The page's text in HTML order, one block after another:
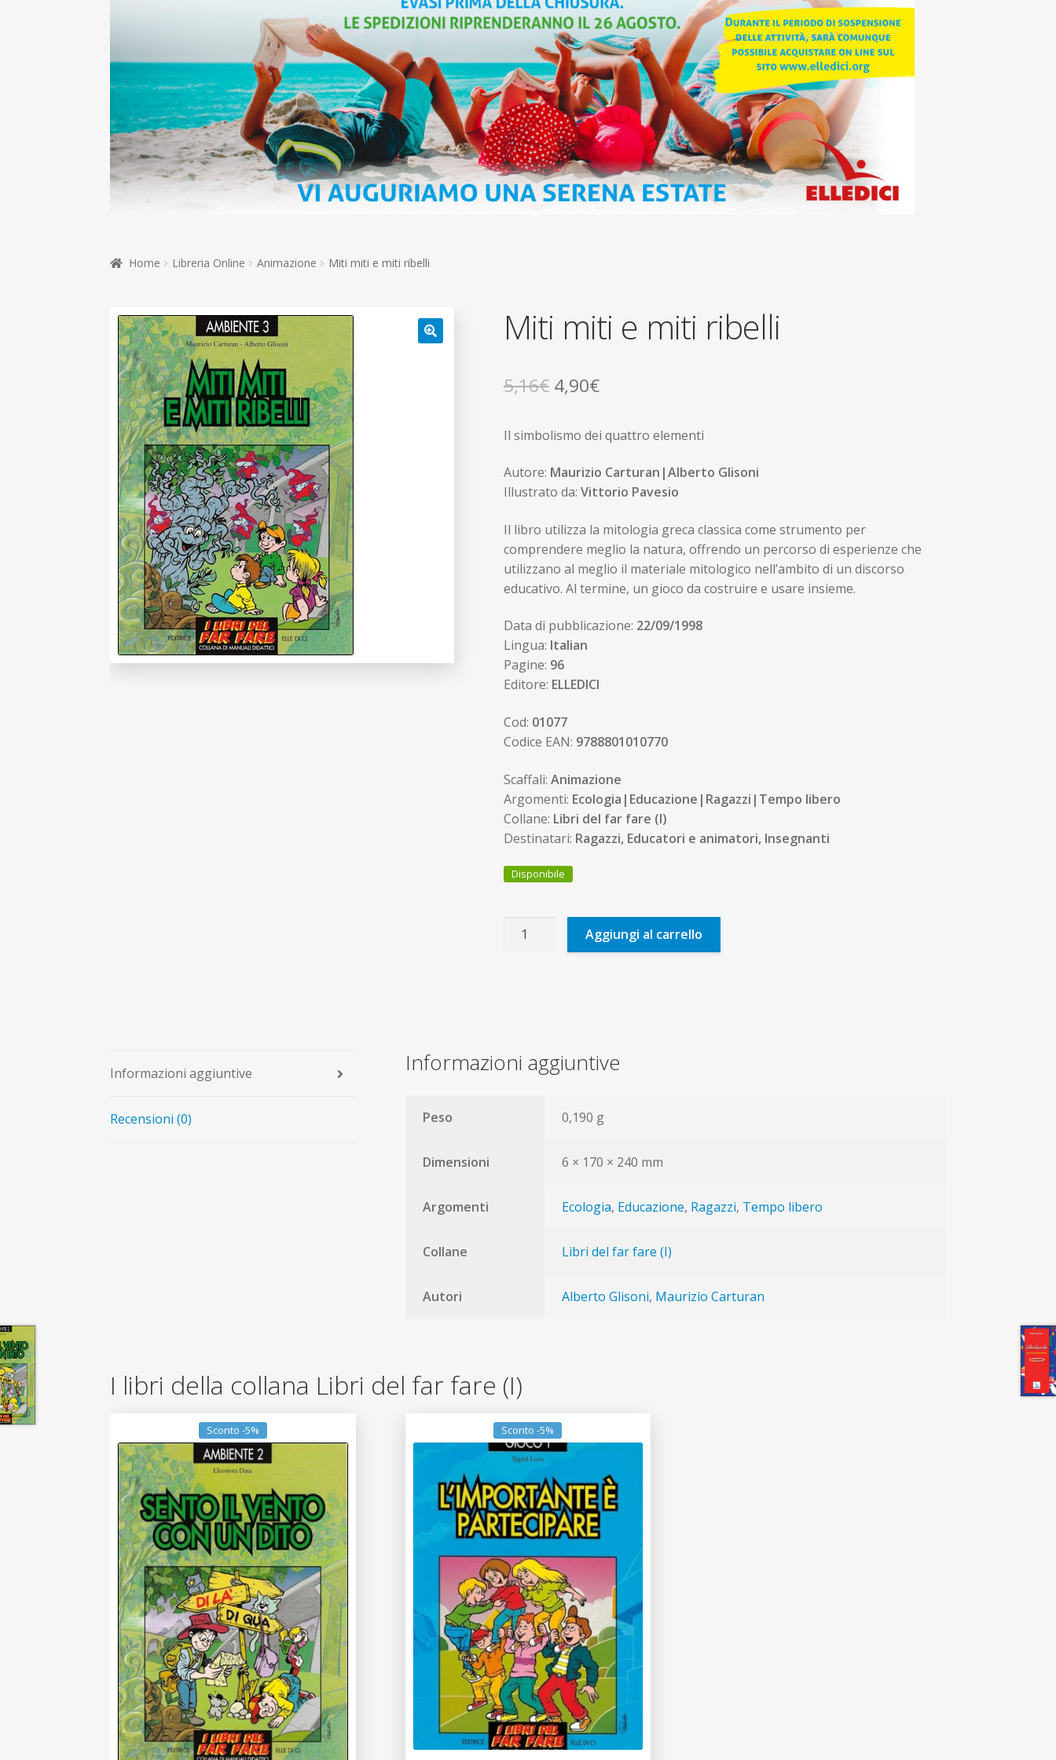
Home Libreria Online Animazione Miti miti e miti ribelli
Miti miti e miti ribelli
5,16€ Il
originale
era:
5,16€.
4,90€Il
attuale
è:
4,90€.
Il simbolismo dei quattro elementi
Autore: Maurizio Carturan|Alberto Glisoni
Illustrato da: Vittorio Pavesio
Il libro utilizza la mitologia greca classica come strumento per
comprendere meglio la natura, offrendo un percorso di esperienze che
utilizzano al meglio il materiale mitologico nell’ambito di un discorso
educativo. Al termine, un gioco da costruire e usare insieme.
Data di pubblicazione: 22/09/1998
Lingua: Italian
Pagine: 96
Editore: ELLEDICI
Cod: 01077
Codice EAN: 9788801010770
Scaffali: Animazione
Argomenti: Ecologia|Educazione|Ragazzi|Tempo libero
Collane: Libri del far fare (I)
Destinatari: Ragazzi, Educatori e animatori, Insegnanti
Disponibile
Miti
Aggiungi al carrello
Informazioni aggiuntive
Recensioni (0)
Informazioni aggiuntive
Peso 0,190 g
Dimensioni 6 × 170 × 240 mm
Argomenti Ecologia, Educazione, Ragazzi, Tempo libero
Collane Libri del far fare (I)
Autori Alberto Glisoni, Maurizio Carturan
I libri della collana Libri del far fare (I)
Sconto -5% Sconto -5%